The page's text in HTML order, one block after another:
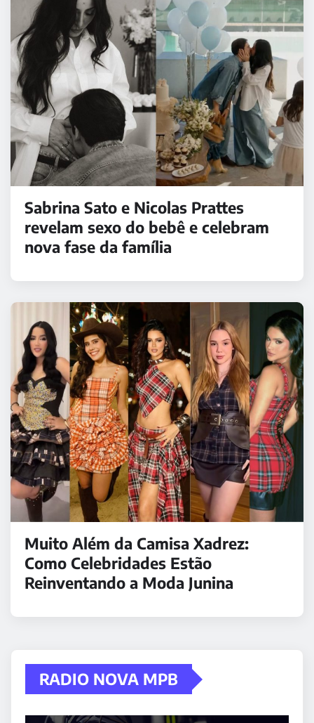
Sabrina Sato e Nicolas Prattes
revelam sexo do bebê e celebram
nova fase da família
Muito Além da Camisa Xadrez:
Como Celebridades Estão
Reinventando a Moda Junina
RADIO NOVA MPB